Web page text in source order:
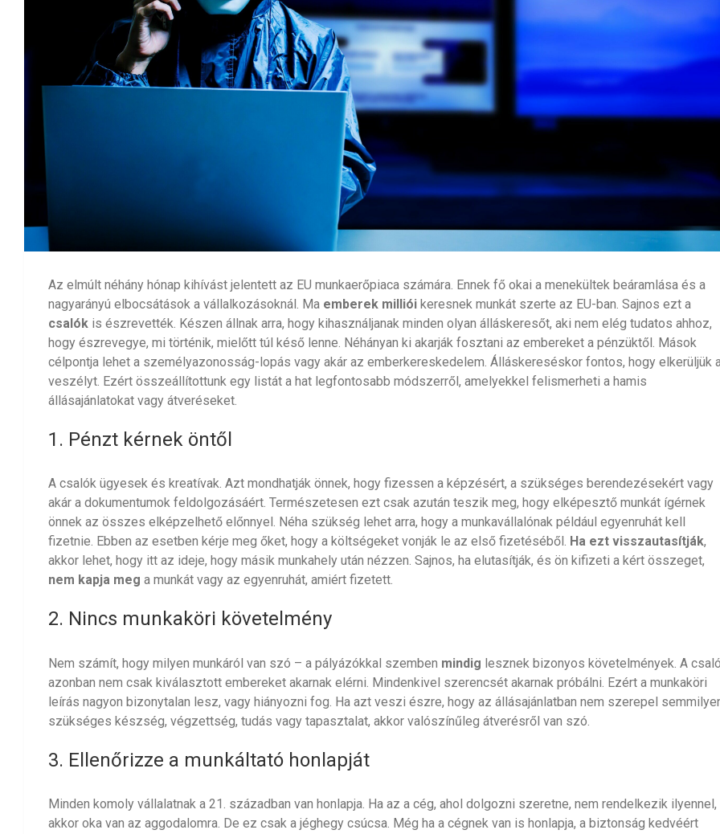
Az elmúlt néhány hónap kihívást jelentett az EU munkaerőpiaca számára. Ennek fő okai a menekültek beáramlása és a
nagyarányú elbocsátások a vállalkozásoknál. Ma emberek milliói keresnek munkát szerte az EU-ban. Sajnos ezt a
csalók is észrevették. Készen állnak arra, hogy kihasználjanak minden olyan álláskeresőt, aki nem elég tudatos ahhoz,
hogy észrevegye, mi történik, mielőtt túl késő lenne. Néhányan ki akarják fosztani az embereket a pénzüktől. Mások
célpontja lehet a személyazonosság-lopás vagy akár az emberkereskedelem. Álláskereséskor fontos, hogy elkerüljük
veszélyt. Ezért összeállítottunk egy listát a hat legfontosabb módszerről, amelyekkel felismerheti a hamis
állásajánlatokat vagy átveréseket.
1. Pénzt kérnek öntől
A csalók ügyesek és kreatívak. Azt mondhatják önnek, hogy fizessen a képzésért, a szükséges berendezésekért vagy
akár a dokumentumok feldolgozásáért. Természetesen ezt csak azután teszik meg, hogy elképesztő munkát ígérnek
önnek az összes elképzelhető előnnyel. Néha szükség lehet arra, hogy a munkavállalónak például egyenruhát kell
fizetnie. Ebben az esetben kérje meg őket, hogy a költségeket vonják le az első fizetéséből. Ha ezt visszautasítják,
akkor lehet, hogy itt az ideje, hogy másik munkahely után nézzen. Sajnos, ha elutasítják, és ön kifizeti a kért összeget,
nem kapja meg a munkát vagy az egyenruhát, amiért fizetett.
2. Nincs munkaköri követelmény
Nem számít, hogy milyen munkáról van szó – a pályázókkal szemben mindig lesznek bizonyos követelmények. A
azonban nem csak kiválasztott embereket akarnak elérni. Mindenkivel szerencsét akarnak próbálni. Ezért a munkaköri
leírás nagyon bizonytalan lesz, vagy hiányozni fog. Ha azt veszi észre, hogy az állásajánlatban nem szerepel
szükséges készség, végzettség, tudás vagy tapasztalat, akkor valószínűleg átverésről van szó.
3. Ellenőrizze a munkáltató honlapját
Minden komoly vállalatnak a 21. században van honlapja. Ha az a cég, ahol dolgozni szeretne, nem rendelkezik ilyennel,
akkor oka van az aggodalomra. De ez csak a jéghegy csúcsa. Még ha a cégnek van is honlapja, a biztonság kedvéért